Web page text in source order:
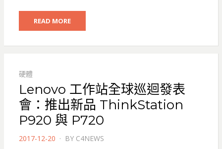
READ MORE
硬體
Lenovo 工作站全球巡迴發表
會：推出新品 ThinkStation
P920 與 P720
POSTED
2017-12-20 BY C4NEWS